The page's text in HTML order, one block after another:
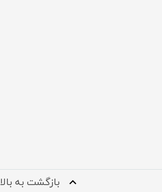
بازگشت به بالا